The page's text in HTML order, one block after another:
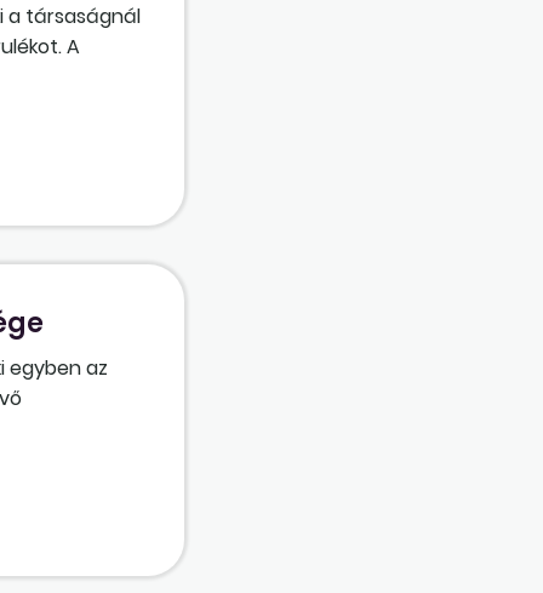
a társaságnál
A
az
egyben az